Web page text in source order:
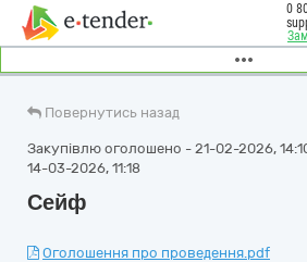
0
Повернутись назад
Закупівлю оголошено - 21-02-2026,
14-03-2026, 11:18
Сейф
Оголошення про проведення.pdf